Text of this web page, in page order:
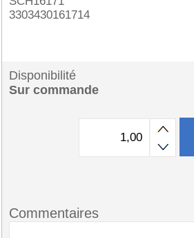
3303430161714
Disponibilité
Sur commande
Commentaires